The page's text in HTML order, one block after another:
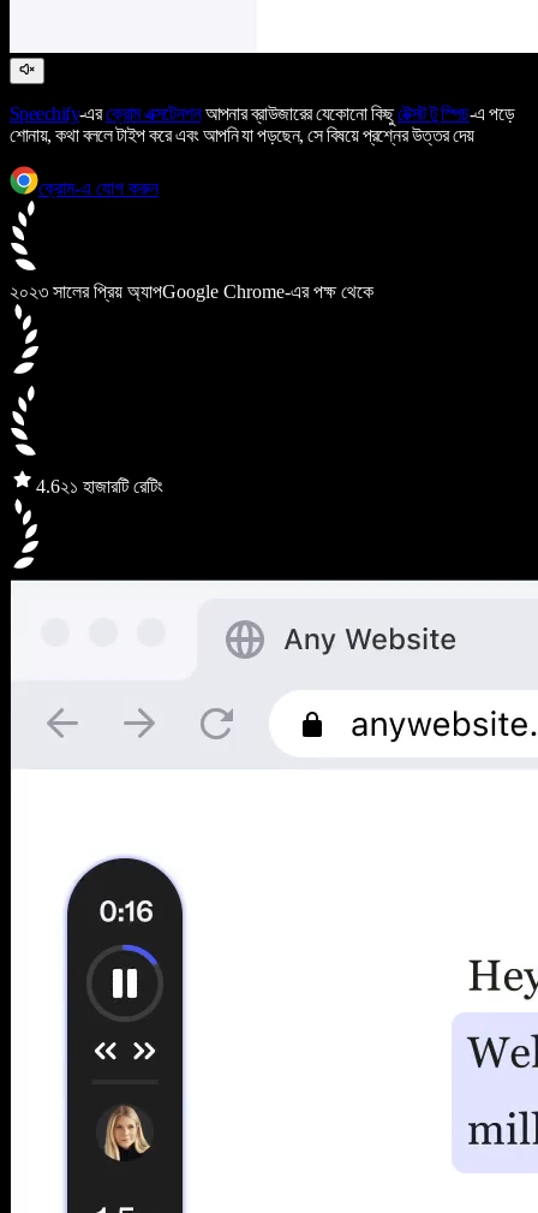
Speechify-এরক্রোম এক্সটেনশনআপনার ব্রাউজারের যেকোনো কিছুটেক্সট টু স্পিচ-এ পড়ে
শোনায়, কথা বললে টাইপ করে এবং আপনি যা পড়ছেন, সে বিষয়ে প্রশ্নের উত্তর দেয়
ক্রোম-এ যোগ করুন
২০২৩ সালের প্রিয় অ্যাপGoogle Chrome-এর পক্ষ থেকে
4.6২১ হাজারটি রেটিং